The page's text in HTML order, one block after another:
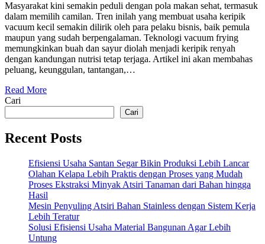
Masyarakat kini semakin peduli dengan pola makan sehat, termasuk
dalam memilih camilan. Tren inilah yang membuat usaha keripik
vacuum kecil semakin dilirik oleh para pelaku bisnis, baik pemula
maupun yang sudah berpengalaman. Teknologi vacuum frying
memungkinkan buah dan sayur diolah menjadi keripik renyah
dengan kandungan nutrisi tetap terjaga. Artikel ini akan membahas
peluang, keunggulan, tantangan,…
Read More
Cari
Cari
Recent Posts
Efisiensi Usaha Santan Segar Bikin Produksi Lebih Lancar
Olahan Kelapa Lebih Praktis dengan Proses yang Mudah
Proses Ekstraksi Minyak Atsiri Tanaman dari Bahan hingga
Hasil
Mesin Penyuling Atsiri Bahan Stainless dengan Sistem Kerja
Lebih Teratur
Solusi Efisiensi Usaha Material Bangunan Agar Lebih
Untung